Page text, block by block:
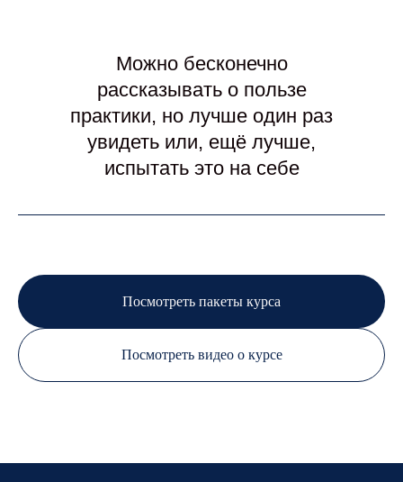
Можно бесконечно
рассказывать о пользе
практики, но лучше один раз
увидеть или, ещё лучше,
испытать это на себе
Посмотреть пакеты курса
Посмотреть видео о курсе